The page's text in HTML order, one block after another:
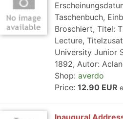
Taschenbuch,
Broschiert, Titel:
Lecture,
University Junior
1892, Autor:
Shop: averdo
Price: 12.90 EUR
Inaugural